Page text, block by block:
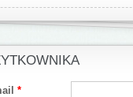
*